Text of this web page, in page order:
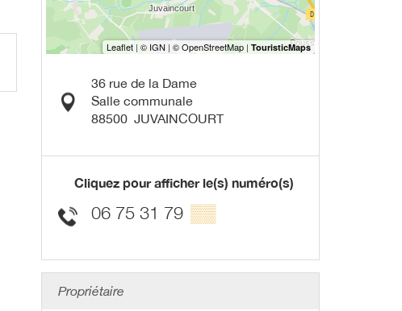
36 rue de la Dame
Salle communale
88500 JUVAINCOURT
Cliquez pour afficher le(s) numéro(s)
06 75 31 79 ▒▒
Propriétaire